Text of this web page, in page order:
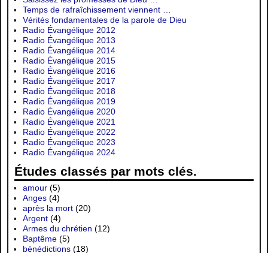
Temps de rafraîchissement viennent …
Vérités fondamentales de la parole de Dieu
Radio Évangélique 2012
Radio Évangélique 2013
Radio Évangélique 2014
Radio Évangélique 2015
Radio Évangélique 2016
Radio Évangélique 2017
Radio Évangélique 2018
Radio Évangélique 2019
Radio Évangélique 2020
Radio Évangélique 2021
Radio Évangélique 2022
Radio Évangélique 2023
Radio Évangélique 2024
Études classés par mots clés.
amour (5)
Anges (4)
après la mort (20)
Argent (4)
Armes du chrétien (12)
Baptême (5)
bénédictions (18)